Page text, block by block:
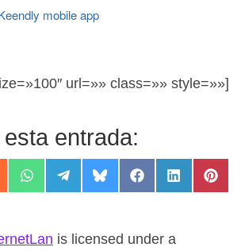
mobile app
url=»» class=»» style=»»]
entrada:
(Twitter)
en Emailen Reddit
Compartir en WhatsApp
Compartir en Telegram
Compartir en Bluesky
Compartir en
Compartir
is licensed under a